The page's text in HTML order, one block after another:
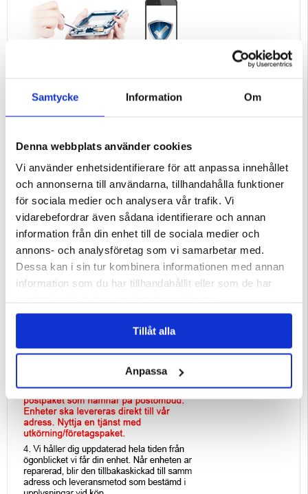
Samtycke Information Om
Denna webbplats använder cookies
Vi använder enhetsidentifierare för att anpassa innehållet
och annonserna till användarna, tillhandahålla funktioner
för sociala medier och analysera vår trafik. Vi
vidarebefordrar även sådana identifierare och annan
information från din enhet till de sociala medier och
annons- och analysföretag som vi samarbetar med.
Dessa kan i sin tur kombinera informationen med annan
information som du har tillhandahållit eller som de har
Tillåt alla
Anpassa